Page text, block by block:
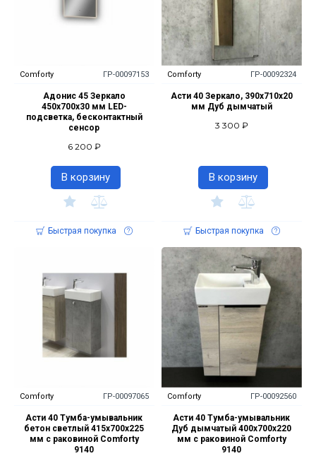
Comforty ГР-00097153
Адонис 45 Зеркало
450x700x30 мм LED-
подсветка, бесконтактный
сенсор
6 200 ₽
В корзину
Быстрая покупка
Comforty ГР-00092324
Асти 40 Зеркало, 390x710x20
мм Дуб дымчатый
3 300 ₽
В корзину
Быстрая покупка
Comforty ГР-00097065
Асти 40 Тумба-умывальник
бетон светлый 415х700х225
мм с раковиной Comforty
9140
Comforty ГР-00092560
Асти 40 Тумба-умывальник
Дуб дымчатый 400x700x220
мм с раковиной Comforty
9140